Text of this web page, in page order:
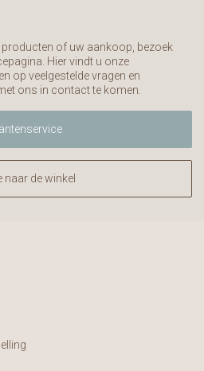
of uw aankoop, bezoek
Hier vindt u onze
op veelgestelde vragen en
ons in contact te komen.
naar de winkel